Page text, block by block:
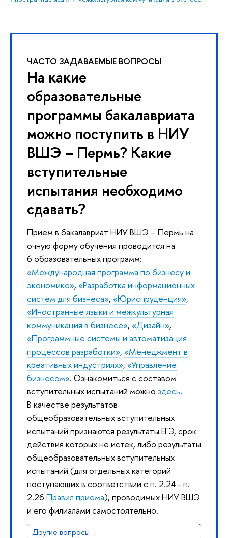
ЧАСТО ЗАДАВАЕМЫЕ ВОПРОСЫ
На какие
образовательные
программы бакалавриата
можно поступить в НИУ
ВШЭ – Пермь? Какие
вступительные
испытания необходимо
сдавать?
Прием в бакалавриат НИУ ВШЭ – Пермь на
очную форму обучения проводится на
6 образовательных программ:
«Международная программа по бизнесу и
экономике», «Разработка информационных
систем для бизнеса», «Юриспруденция»,
«Иностранные языки и межкультурная
коммуникация в бизнесе», «Дизайн»,
«Программные системы и автоматизация
процессов разработки», «Менеджмент в
креативных индустриях», «Управление
бизнесом». Ознакомиться с составом
вступительных испытаний можно здесь.
В качестве результатов
общеобразовательных вступительных
испытаний признаются результаты ЕГЭ, срок
действия которых не истек, либо результаты
общеобразовательных вступительных
испытаний (для отдельных категорий
поступающих в соответствии с п. 2.24 - п.
2.26 Правил приема), проводимых НИУ ВШЭ
и его филиалами самостоятельно.
Другие вопросы